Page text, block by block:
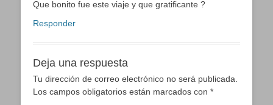
Que bonito fue este viaje y que gratificante ?
Responder
Deja una respuesta
Tu dirección de correo electrónico no será publicada.
Los campos obligatorios están marcados con *